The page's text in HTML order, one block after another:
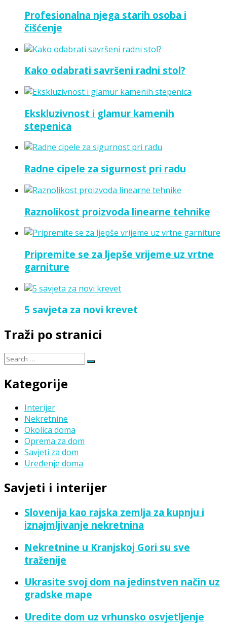
Profesionalna njega starih osoba i
čišćenje
Kako odabrati savršeni radni stol?
Ekskluzivnost i glamur kamenih
stepenica
Radne cipele za sigurnost pri radu
Raznolikost proizvoda linearne tehnike
Pripremite se za ljepše vrijeme uz vrtne
garniture
5 savjeta za novi krevet
Traži po stranici
Search
Search
Kategorije
Interijer
Nekretnine
Okolica doma
Oprema za dom
Savjeti za dom
Uređenje doma
Savjeti i interijer
Slovenija kao rajska zemlja za kupnju i
iznajmljivanje nekretnina
Nekretnine u Kranjskoj Gori su sve
traženije
Ukrasite svoj dom na jedinstven način uz
gradske mape
Uredite dom uz vrhunsko osvjetljenje